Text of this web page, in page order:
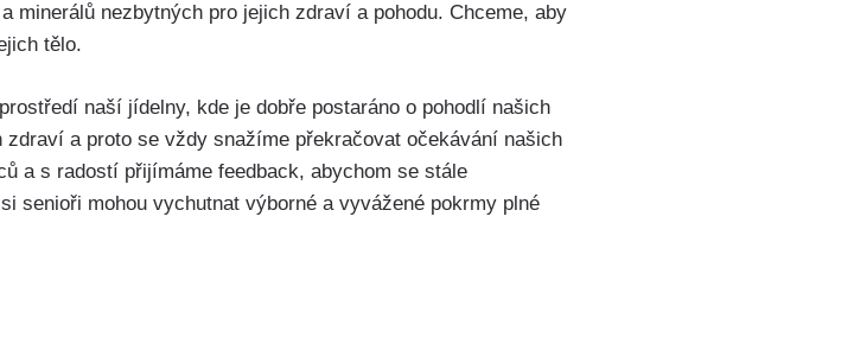
minerálů nezbytných pro jejich zdraví a pohodu. Chceme, aby
tělo.
naší jídelny, kde je dobře postaráno o pohodlí našich
a proto se vždy snažíme překračovat očekávání našich
a s radostí přijímáme feedback, abychom se stále
senioři mohou vychutnat výborné a vyvážené pokrmy plné